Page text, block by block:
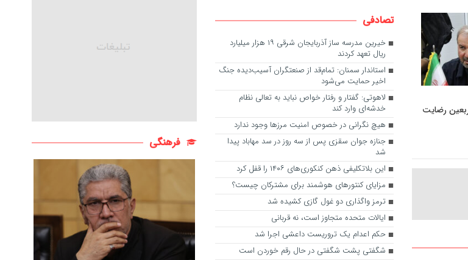
رضایت
تصادفی
خیرین مدرسه ساز آذربایجان شرقی ۱۹ هزار میلیارد
ریال تعهد کردند
استاندار سمنان:‌ تمام‌قد از صنعتگران آسیب‌دیده جنگ
اخیر حمایت می‌شود
لاهوتی: گفتار و رفتار خواص نباید به تعالی نظام
خدشه‌ای وارد کند
هیچ نگرانی در خصوص امنیت مرزها وجود ندارد
جنازه جوان سقزی پس از سه روز در سد مهاباد پیدا
شد
این بلاتکلیفی ذهن کنکوری‌های ۱۴۰۶ را قفل کرد
مزایای کنتورهای هوشمند برای مشترکان چیست؟
ترمز واگذاری دو غول گازی کشیده شد
ایالات متحده متجاوز است، نه قربانی
حکم اعدام یک تروریست داعشی اجرا شد
شگفتی پشت شگفتی در حال رقم خوردن است
فرهنگی